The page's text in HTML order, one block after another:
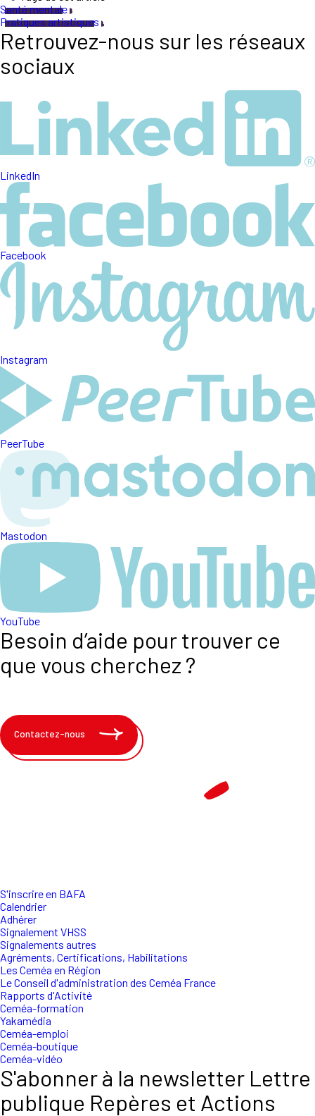
Santé mentale
Pratiques artistiques
Retrouvez-nous sur les réseaux
sociaux
LinkedIn
Facebook
Instagram
PeerTube
Mastodon
YouTube
Besoin d’aide pour trouver ce
que vous cherchez ?
Contactez-nous
S'inscrire en BAFA
Calendrier
Adhérer
Signalement VHSS
Signalements autres
Agréments, Certifications, Habilitations
Les Ceméa en Région
Le Conseil d'administration des Ceméa France
Rapports d'Activité
Ceméa-formation
Yakamédia
Ceméa-emploi
Ceméa-boutique
Ceméa-vidéo
S'abonner à la newsletter Lettre
publique Repères et Actions